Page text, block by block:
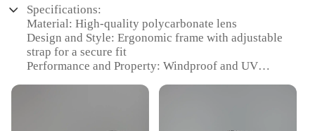
Specifications:
Material: High-quality polycarbonate lens
Design and Style: Ergonomic frame with adjustable
strap for a secure fit
Performance and Property: Windproof and UV
Usage and Purpose: Ideal for ATV riding in various